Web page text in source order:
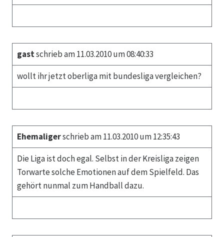
gastschrieb am 11.03.2010 um 08:40:33
wollt ihr jetzt oberliga mit bundesliga vergleichen?
Ehemaligerschrieb am 11.03.2010 um 12:35:43
Die Liga ist doch egal. Selbst in der Kreisliga zeigen
Torwarte solche Emotionen auf dem Spielfeld. Das
gehört nunmal zum Handball dazu.